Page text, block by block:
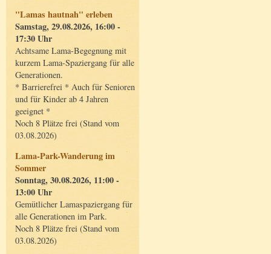
"Lamas hautnah" erleben
Samstag, 29.08.2026, 16:00 -
17:30 Uhr
Achtsame Lama-Begegnung mit
kurzem Lama-Spaziergang für alle
Generationen.
* Barrierefrei * Auch für Senioren
und für Kinder ab 4 Jahren
geeignet *
Noch 8 Plätze frei (Stand vom
03.08.2026)
Lama-Park-Wanderung im
Sommer
Sonntag, 30.08.2026, 11:00 -
13:00 Uhr
Gemütlicher Lamaspaziergang für
alle Generationen im Park.
Noch 8 Plätze frei (Stand vom
03.08.2026)